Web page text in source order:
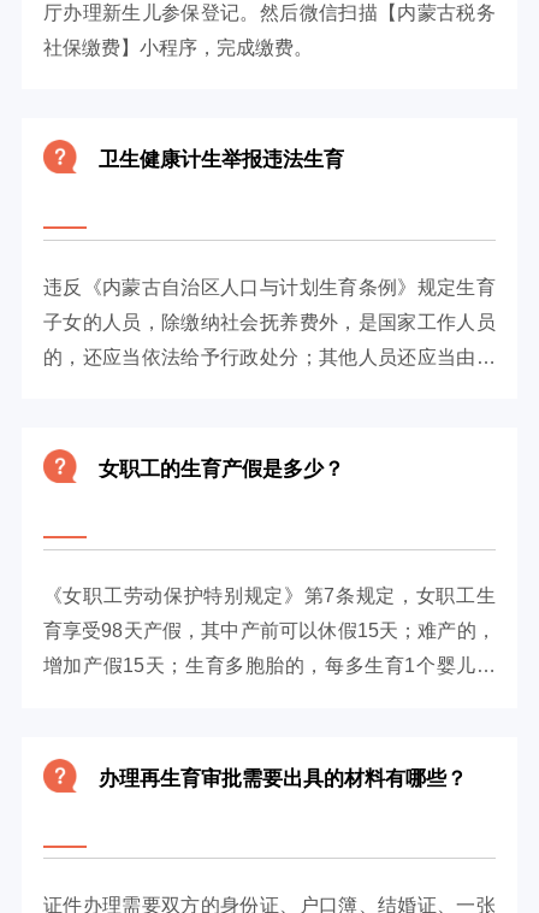
厅办理新生儿参保登记。然后微信扫描【内蒙古税务
社保缴费】小程序，完成缴费。
卫生健康计生举报违法生育
违反《内蒙古自治区人口与计划生育条例》规定生育
子女的人员，除缴纳社会抚养费外，是国家工作人员
的，还应当依法给予行政处分；其他人员还应当由其
女职工的生育产假是多少？
《女职工劳动保护特别规定》第7条规定，女职工生
育享受98天产假，其中产前可以休假15天；难产的，
增加产假15天；生育多胞胎的，每多生育1个婴儿，
办理再生育审批需要出具的材料有哪些？
证件办理需要双方的身份证、户口簿、结婚证、一张